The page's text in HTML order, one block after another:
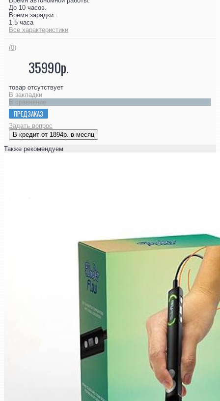
До 10 часов.
Время зарядки :
1.5 часа
Все характеристики
(0)
35990р.
товар отсутствует
В закладки
В сравнение
ПРЕДЗАКАЗ
Задать вопрос
В кредит от 1894р. в месяц
Также рекомендуем